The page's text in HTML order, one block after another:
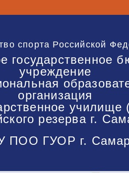
спорта Российской
государственное
учреждение
организация
училище
резерва г.
ПОО ГУОР г.